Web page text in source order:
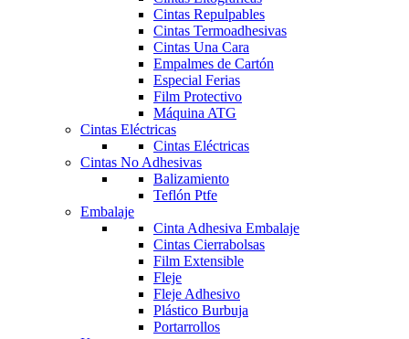
Cintas Repulpables
Cintas Termoadhesivas
Cintas Una Cara
Empalmes de Cartón
Especial Ferias
Film Protectivo
Máquina ATG
Cintas Eléctricas
Cintas Eléctricas
Cintas No Adhesivas
Balizamiento
Teflón Ptfe
Embalaje
Cinta Adhesiva Embalaje
Cintas Cierrabolsas
Film Extensible
Fleje
Fleje Adhesivo
Plástico Burbuja
Portarrollos